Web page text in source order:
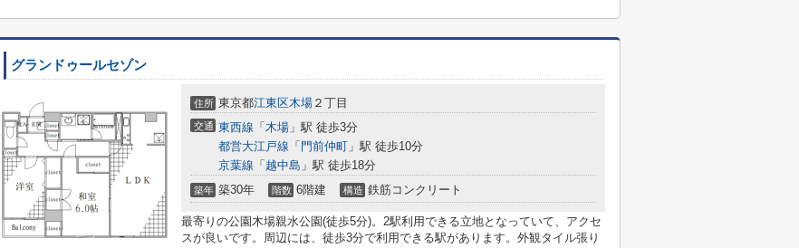
グランドゥールセゾン
住所 東京都江東区木場 ２丁目
交通 東西線 「 木場 」駅 徒歩3分
都営大江戸線 「 門前仲町 」駅 徒歩10分
京葉線 「 越中島 」駅 徒歩18分
築年 築30年 階数 6階建 構造 鉄筋コンクリート
最寄りの公園木場親水公園(徒歩5分)。2駅利用できる立地となっていて、アクセ
スが良いです。周辺には、徒歩3分で利用できる駅があります。外観タイル張り